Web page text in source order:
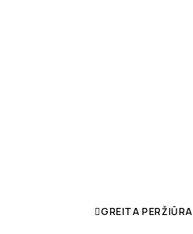
GREITA PERŽIŪRA